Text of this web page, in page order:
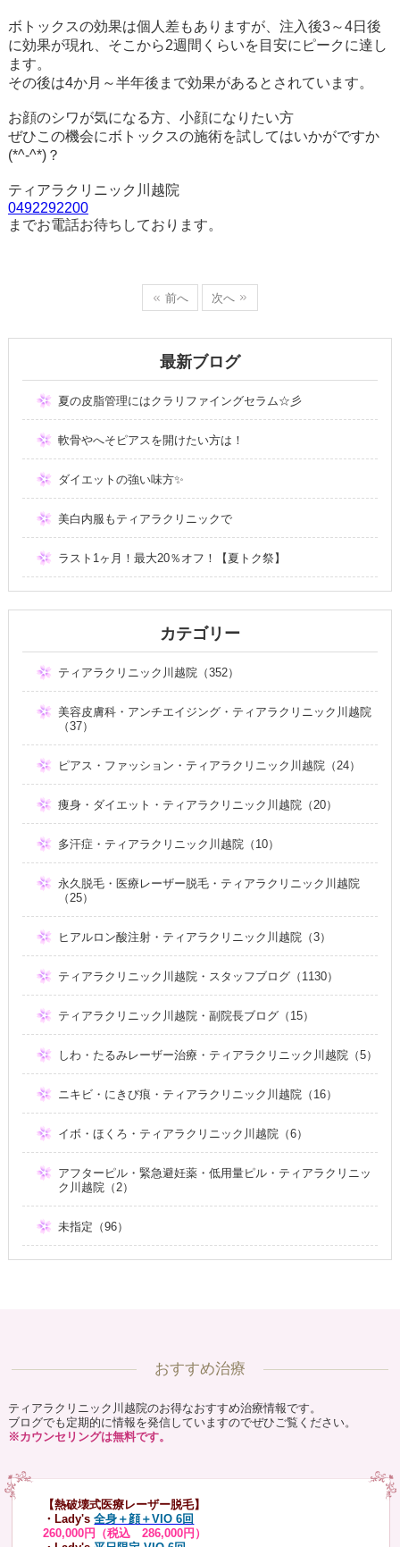
ボトックスの効果は個人差もありますが、注入後3～4日後
に効果が現れ、そこから2週間くらいを目安にピークに達し
ます。
その後は4か月～半年後まで効果があるとされています。
お顔のシワが気になる方、小顔になりたい方
ぜひこの機会にボトックスの施術を試してはいかがですか
(*^-^*)？
ティアラクリニック川越院
0492292200
までお電話お待ちしております。
前へ 次へ
最新ブログ
夏の皮脂管理にはクラリファイングセラム☆彡
軟骨やへそピアスを開けたい方は！
ダイエットの強い味方✨
美白内服もティアラクリニックで
ラスト1ヶ月！最大20％オフ！【夏トク祭】
カテゴリー
ティアラクリニック川越院（352）
美容皮膚科・アンチエイジング・ティアラクリニック川越院
（37）
ピアス・ファッション・ティアラクリニック川越院（24）
痩身・ダイエット・ティアラクリニック川越院（20）
多汗症・ティアラクリニック川越院（10）
永久脱毛・医療レーザー脱毛・ティアラクリニック川越院
（25）
ヒアルロン酸注射・ティアラクリニック川越院（3）
ティアラクリニック川越院・スタッフブログ（1130）
ティアラクリニック川越院・副院長ブログ（15）
しわ・たるみレーザー治療・ティアラクリニック川越院（5）
ニキビ・にきび痕・ティアラクリニック川越院（16）
イボ・ほくろ・ティアラクリニック川越院（6）
アフターピル・緊急避妊薬・低用量ピル・ティアラクリニッ
ク川越院（2）
未指定（96）
おすすめ治療
ティアラクリニック川越院のお得なおすすめ治療情報です。
ブログでも定期的に情報を発信していますのでぜひご覧ください。
※カウンセリングは無料です。
【熱破壊式医療レーザー脱毛】
・Lady's 全身＋顔＋VIO 6回
260,000円（税込 286,000円）